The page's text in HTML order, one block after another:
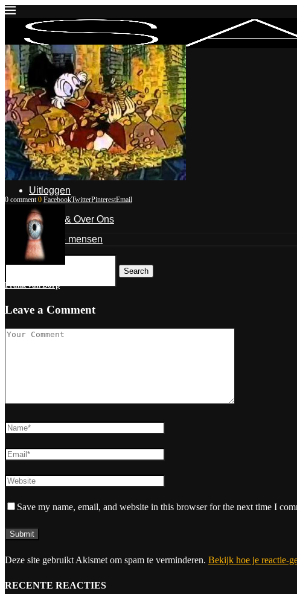
Inloggen
Mijn account
Mijn blogposts
Blogpost indienen
Uitloggen
Contact & Over Ons
De mensen
Search
0 comment 0 FacebookTwitterPinterestEmail
Frank van Dorp
Leave a Comment
Save my name, email, and website in this browser for the next time I
Deze site gebruikt Akismet om spam te verminderen. Bekijk hoe je reactie-
RECENTE REACTIES